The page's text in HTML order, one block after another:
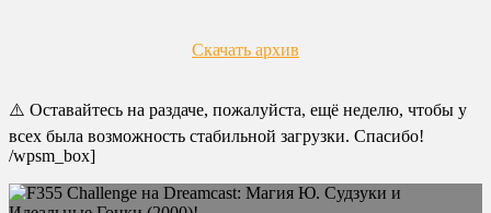
Скачать архив
⚠️ Оставайтесь на раздаче, пожалуйста, ещё неделю, чтобы у
всех была возможность стабильной загрузки. Спасибо!
/wpsm_box]